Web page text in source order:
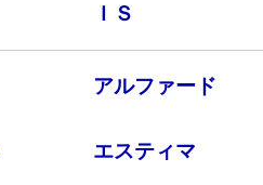
ＩＳ
アルファード
エスティマ